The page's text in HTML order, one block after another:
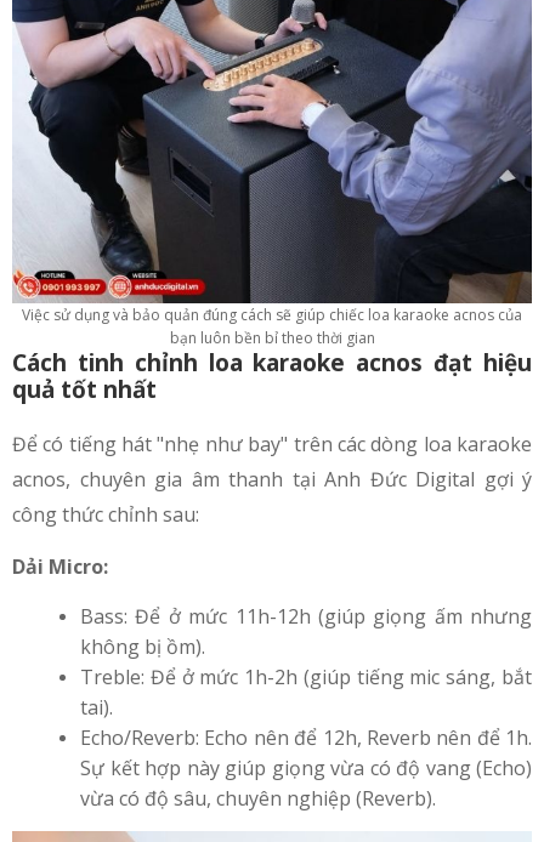
Việc sử dụng và bảo quản đúng cách sẽ giúp chiếc loa karaoke acnos của
bạn luôn bền bỉ theo thời gian
Cách tinh chỉnh loa karaoke acnos đạt hiệu
quả tốt nhất
Để có tiếng hát "nhẹ như bay" trên các dòng loa karaoke
acnos, chuyên gia âm thanh tại Anh Đức Digital gợi ý
công thức chỉnh sau:
Dải Micro:
Bass: Để ở mức 11h-12h (giúp giọng ấm nhưng
không bị ồm).
Treble: Để ở mức 1h-2h (giúp tiếng mic sáng, bắt
tai).
Echo/Reverb: Echo nên để 12h, Reverb nên để 1h.
Sự kết hợp này giúp giọng vừa có độ vang (Echo)
vừa có độ sâu, chuyên nghiệp (Reverb).